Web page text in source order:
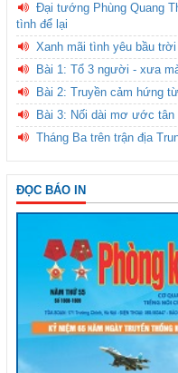
Đại tướng Phùng Quang
tình để lại
Xanh mãi tình yêu bầu trời
Bài 1: Tổ 3 người - xưa
Bài 2: Truyền cảm hứng
Bài 3: Nối dài mơ ước tân
Tháng Ba trên trận địa
ĐỌC BÁO IN